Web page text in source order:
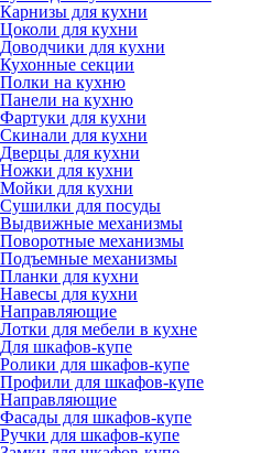
Карнизы для кухни
Цоколи для кухни
Доводчики для кухни
Кухонные секции
Полки на кухню
Панели на кухню
Фартуки для кухни
Скинали для кухни
Дверцы для кухни
Ножки для кухни
Мойки для кухни
Сушилки для посуды
Выдвижные механизмы
Поворотные механизмы
Подъемные механизмы
Планки для кухни
Навесы для кухни
Направляющие
Лотки для мебели в кухне
Для шкафов-купе
Ролики для шкафов-купе
Профили для шкафов-купе
Направляющие
Фасады для шкафов-купе
Ручки для шкафов-купе